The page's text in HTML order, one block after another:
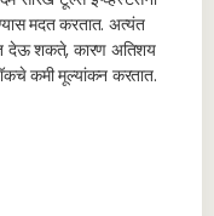
मदत करतात. अत्यंत
देऊ शकते, कारण अतिशय
कमी मूल्यांकन करतात.